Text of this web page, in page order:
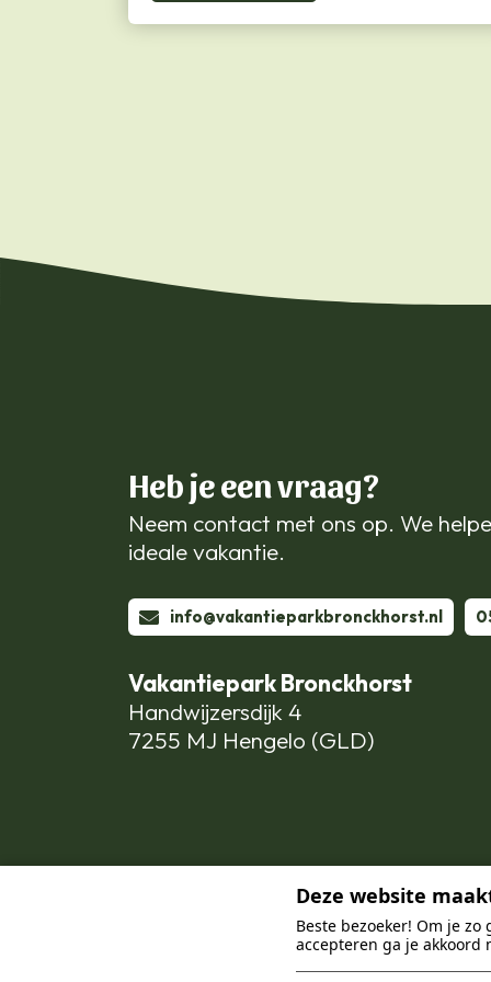
Heb je een vraag?
Neem contact met ons op. We
ideale vakantie.
info@vakantieparkbronckhorst.nl
Vakantiepark Bronckhorst
Handwijzersdijk 4
7255 MJ Hengelo (GLD)
Deze website
Beste bezoeker! Om je
accepteren ga je akkoord